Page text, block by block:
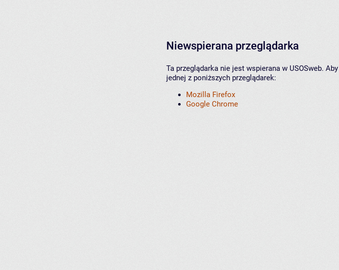
Niewspierana przeglądarka
Ta przeglądarka nie jest wspierana w USOSweb.
jednej z poniższych przeglądarek:
Mozilla Firefox
Google Chrome